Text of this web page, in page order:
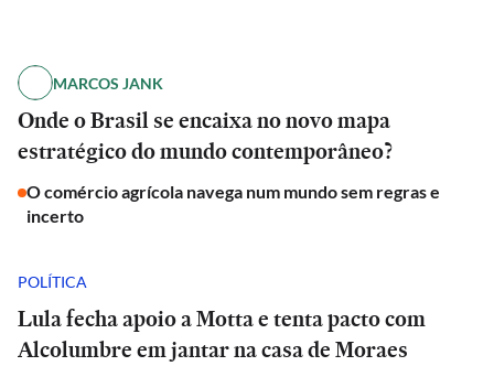
MARCOS JANK
Onde o Brasil se encaixa no novo mapa
estratégico do mundo contemporâneo?
O comércio agrícola navega num mundo sem regras e
incerto
POLÍTICA
Lula fecha apoio a Motta e tenta pacto com
Alcolumbre em jantar na casa de Moraes